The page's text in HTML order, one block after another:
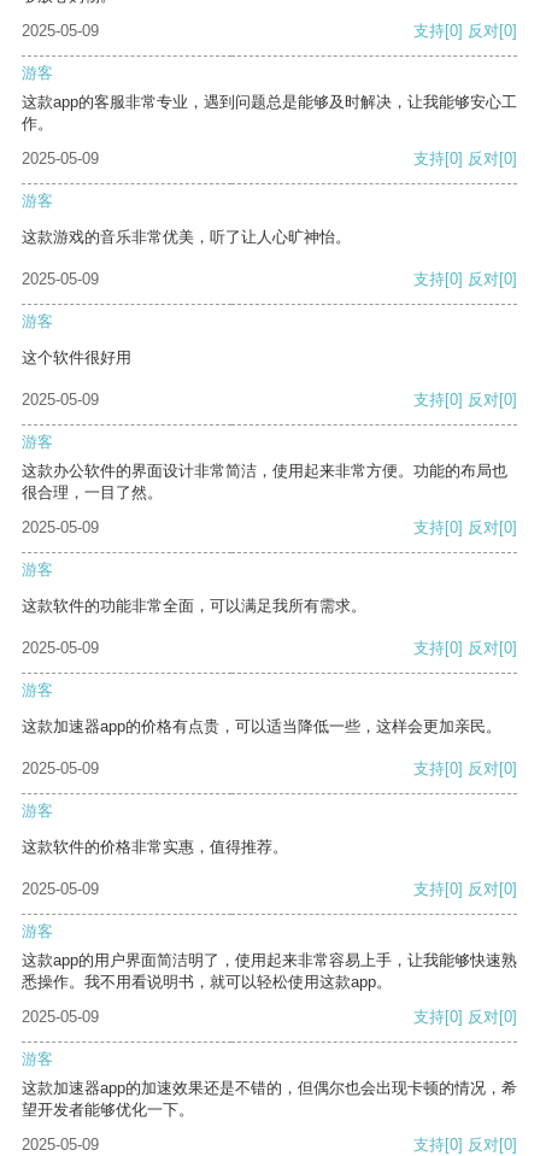
2025-05-09
支持[0] 反对[0]
游客
这款app的客服非常专业，遇到问题总是能够及时解决，让我能够安心工
作。
2025-05-09
支持[0] 反对[0]
游客
这款游戏的音乐非常优美，听了让人心旷神怡。
2025-05-09 支持[0] 反对[0]
游客
这个软件很好用
2025-05-09 支持[0] 反对[0]
游客
这款办公软件的界面设计非常简洁，使用起来非常方便。功能的布局也
很合理，一目了然。
2025-05-09
支持[0] 反对[0]
游客
这款软件的功能非常全面，可以满足我所有需求。
2025-05-09 支持[0] 反对[0]
游客
这款加速器app的价格有点贵，可以适当降低一些，这样会更加亲民。
2025-05-09 支持[0] 反对[0]
游客
这款软件的价格非常实惠，值得推荐。
2025-05-09 支持[0] 反对[0]
游客
这款app的用户界面简洁明了，使用起来非常容易上手，让我能够快速熟
悉操作。我不用看说明书，就可以轻松使用这款app。
2025-05-09
支持[0] 反对[0]
游客
这款加速器app的加速效果还是不错的，但偶尔也会出现卡顿的情况，希
望开发者能够优化一下。
2025-05-09
支持[0] 反对[0]